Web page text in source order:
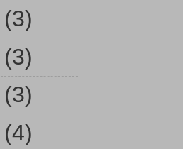
(3)
(3)
(3)
(4)